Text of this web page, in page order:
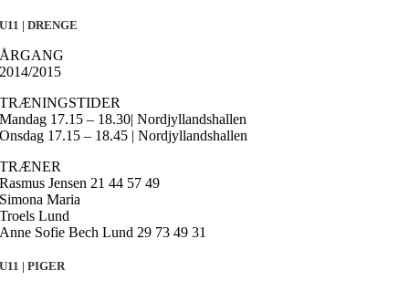
U11 | DRENGE
ÅRGANG
2014/2015
TRÆNINGSTIDER
Mandag 17.15 – 18.30| Nordjyllandshallen
Onsdag 17.15 – 18.45 | Nordjyllandshallen
TRÆNER
Rasmus Jensen 21 44 57 49
Simona Maria
Troels Lund
Anne Sofie Bech Lund 29 73 49 31
U11 | PIGER